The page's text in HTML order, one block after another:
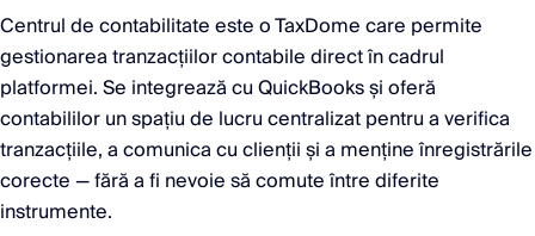
Centrul de contabilitate este o TaxDome care permite
gestionarea tranzacțiilor contabile direct în cadrul
platformei. Se integrează cu QuickBooks și oferă
contabililor un spațiu de lucru centralizat pentru a verifica
tranzacțiile, a comunica cu clienții și a menține înregistrările
corecte — fără a fi nevoie să comute între diferite
instrumente.